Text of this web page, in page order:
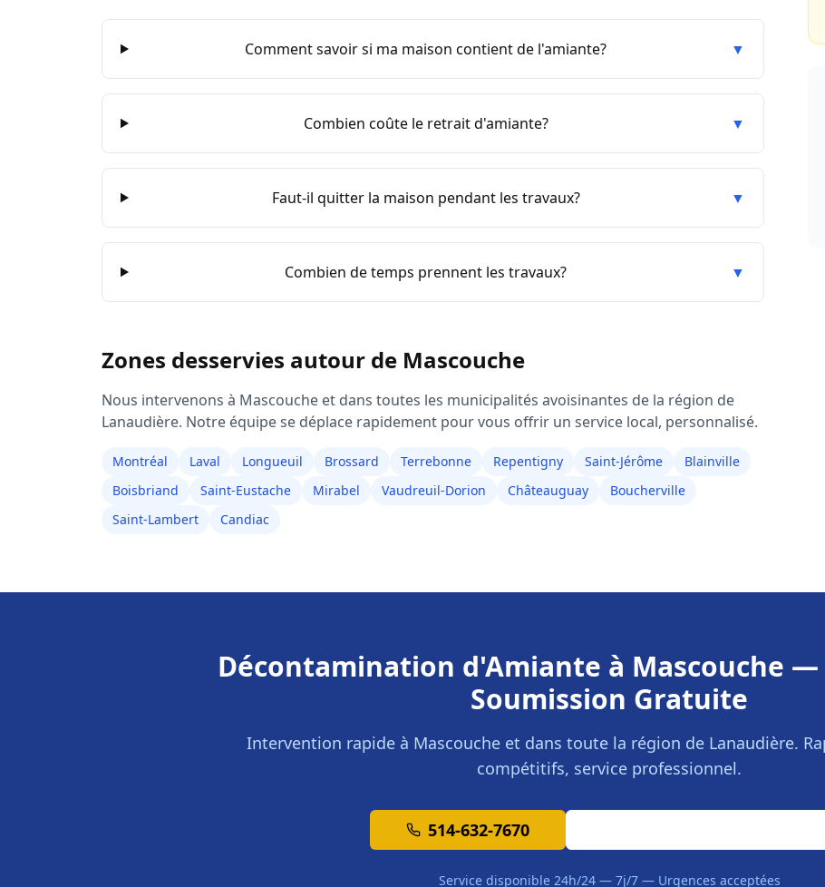
Comment savoir si ma maison contient de l'amiante? ▼
Combien coûte le retrait d'amiante? ▼
Faut-il quitter la maison pendant les travaux? ▼
Combien de temps prennent les travaux? ▼
Zones desservies autour de Mascouche
Nous intervenons à Mascouche et dans toutes les municipalités avoisinantes de la région de
Lanaudière. Notre équipe se déplace rapidement pour vous offrir un service local, personnalisé.
Montréal Laval Longueuil Brossard Terrebonne Repentigny Saint-Jérôme
Blainville
Boisbriand
Saint-Eustache Mirabel Vaudreuil-Dorion Châteauguay
Boucherville
Saint-Lambert
Candiac
Décontamination d'Amiante à Mascouche —
Soumission Gratuite
Intervention rapide à Mascouche et dans toute la région de Lanaudière.
compétitifs, service professionnel.
514-632-7670
Service disponible 24h/24 — 7j/7 — Urgences acceptées